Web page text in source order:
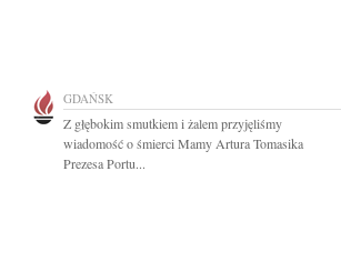
GDAŃSK
Z głębokim smutkiem i żalem przyjęliśmy
wiadomość o śmierci Mamy Artura Tomasika
Prezesa Portu...